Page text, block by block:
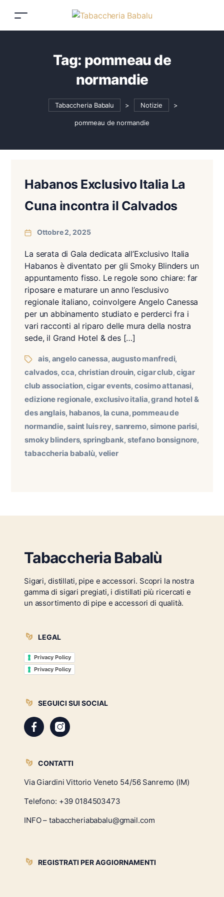
Tag: pommeau de
normandie
Tabaccheria Babalu > Notizie >
pommeau de normandie
Habanos Exclusivo Italia La
Cuna incontra il Calvados
Ottobre 2, 2025
La serata di Gala dedicata all’Exclusivo Italia
Habanos è diventato per gli Smoky Blinders un
appuntamento fisso. Le regole sono chiare: far
riposare e maturare un anno l’esclusivo
regionale italiano, coinvolgere Angelo Canessa
per un abbinamento studiato e perderci fra i
vari racconti al riparo delle mura della nostra
sede, il Grand Hotel & des […]
Tagsais, angelo canessa, augusto manfredi,
calvados,cca, christian drouin,cigar club, cigar
club association, cigar events,cosimo attanasi,
edizione regionale, exclusivo italia,grand hotel &
des anglais, habanos, la cuna, pommeau de
normandie, saint luis rey, sanremo, simone parisi,
smoky blinders,springbank, stefano bonsignore,
tabaccheria babalù, velier
Tabaccheria Babalù
Sigari, distillati, pipe e accessori. Scopri la nostra
gamma di sigari pregiati, i distillati più ricercati e
un assortimento di pipe e accessori di qualità.
LEGAL
Privacy Policy
Privacy Policy
SEGUICI SUI SOCIAL
FacebookInstagram
CONTATTI
Via Giardini Vittorio Veneto 54/56 Sanremo (IM)
Telefono: +39 0184503473
INFO – tabaccheriababalu@gmail.com
REGISTRATI PER AGGIORNAMENTI